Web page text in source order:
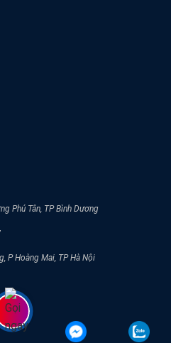
Phú Tân, TP Bình Dương
P Hoàng Mai, TP Hà Nội